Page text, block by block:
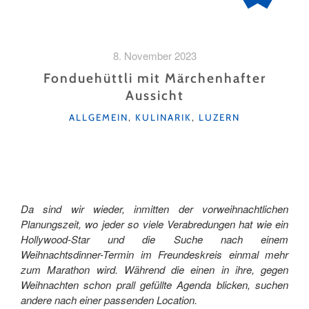
8. November 2023
Fonduehüttli mit Märchenhafter
Aussicht
KATEGORIEN
ALLGEMEIN, KULINARIK, LUZERN
Da sind wir wieder, inmitten der vorweihnachtlichen
Planungszeit, wo jeder so viele Verabredungen hat wie ein
Hollywood-Star und die Suche nach einem
Weihnachtsdinner-Termin im Freundeskreis einmal mehr
zum Marathon wird. Während die einen in ihre, gegen
Weihnachten schon prall gefüllte Agenda blicken, suchen
andere nach einer passenden Location.